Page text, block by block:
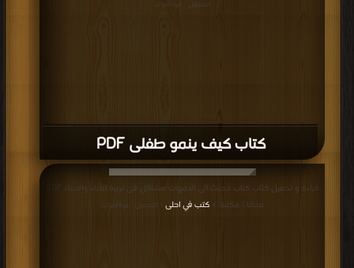
كتاب كيف ينمو طفلى PDF
التحميل : مرة/مرات
مجانا | مكتبة >كتب في احلى | التحميل : مرة/مرات